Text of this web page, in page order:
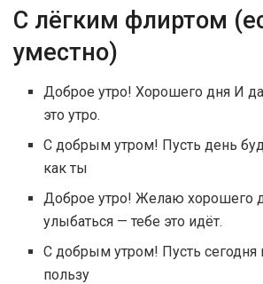
С лёгким флиртом
уместно)
Доброе утро! Хорошего дня И
это утро.
С добрым утром! Пусть день
как ты
Доброе утро! Желаю хорошего
улыбаться — тебе это идёт.
С добрым утром! Пусть сегодня
пользу